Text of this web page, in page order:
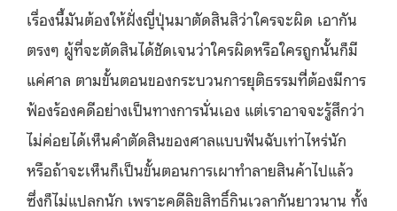
เรื่องนี้มันต้องให้ฝั่งญี่ปุ่นมาตัดสินสิว่าใครจะผิด เอากัน
ตรงๆ ผู้ที่จะตัดสินได้ชัดเจนว่าใครผิดหรือใครถูกนั้นก็มี
แค่ศาล ตามขั้นตอนของกระบวนการยุติธรรมที่่ต้องมีการ
ฟ้องร้องคดีอย่างเป็นทางการนั่นเอง แต่เราอาจจะรู้สึกว่า
ไม่ค่อยได้เห็นคำตัดสินของศาลแบบฟันฉับเท่าไหร่นัก
หรือถ้าจะเห็นก็เป็นขั้นตอนการเผาทำลายสินค้าไปแล้ว
ซึ่งก็ไม่แปลกนัก เพราะคดีลิขสิทธิ์กินเวลากันยาวนาน ทั้ง